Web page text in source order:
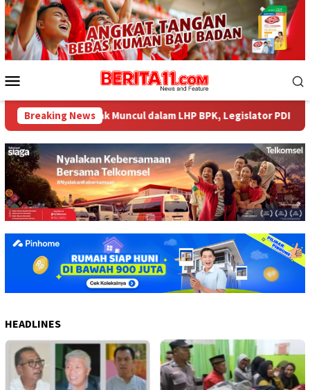
Loncat
ke
konten
Mobile
Breaking News
Miliar tak Muncul dalam LHP BPK, Legislator PDI
HEADLINES